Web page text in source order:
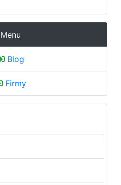
Menu
Blog
Firmy